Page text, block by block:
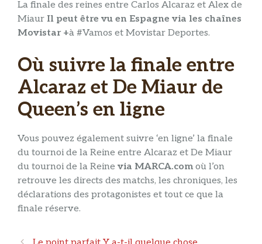
La finale des reines entre Carlos Alcaraz et Alex de
Miaur Il peut être vu en Espagne via les chaînes
Movistar +à #Vamos et Movistar Deportes.
Où suivre la finale entre
Alcaraz et De Miaur de
Queen’s en ligne
Vous pouvez également suivre ‘en ligne’ la finale
du tournoi de la Reine entre Alcaraz et De Miaur
du tournoi de la Reine via MARCA.comoù l’on
retrouve les directs des matchs, les chroniques, les
déclarations des protagonistes et tout ce que la
finale réserve.
Navigation